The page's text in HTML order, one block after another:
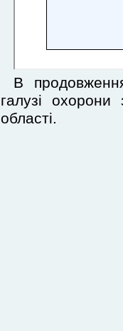
В
галузі охорони
області.